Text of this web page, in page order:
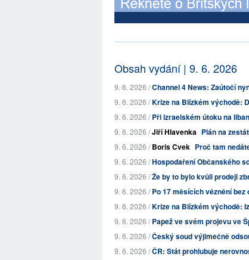
Obsah vydání | 9. 6. 2026
9. 6. 2026 /Channel 4 News: Zaútočí
9. 6. 2026 /Krize na Blízkém východě:
9. 6. 2026 /Při izraelském útoku na
9. 6. 2026 /Jiří Hlavenka Plán na
9. 6. 2026 /Boris Cvek Proč tam
9. 6. 2026 /Hospodaření Občanského
9. 6. 2026 /Že by to bylo kvůli prodeji
9. 6. 2026 /Po 17 měsících věznění
9. 6. 2026 /Krize na Blízkém východě:
9. 6. 2026 /Papež ve svém projevu ve
9. 6. 2026 /Český soud výjimečně
9. 6. 2026 /ČR: Stát prohlubuje